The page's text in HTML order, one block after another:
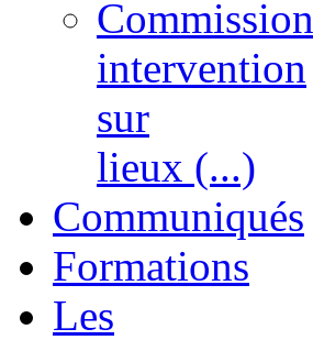
Commission
intervention
sur
lieux (...)
Communiqués
Formations
Les